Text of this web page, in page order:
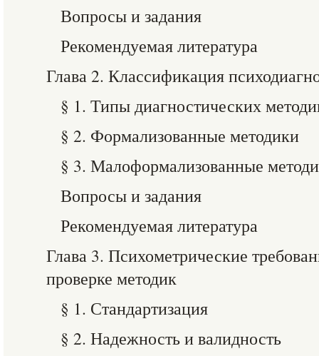
Вопросы и задания
Рекомендуемая литература
Глава 2. Классификация
§ 1. Типы диагностических
§ 2. Формализованные методики
§ 3. Малоформализованные
Вопросы и задания
Рекомендуемая литература
Глава 3. Психометрические
проверке методик
§ 1. Стандартизация
§ 2. Надежность и валидность